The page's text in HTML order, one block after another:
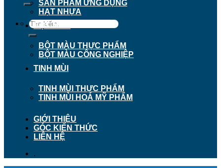
Tìm
kiếm:
SẢN PHẨM ỨNG DỤNG
HẠT NHỰA
BỘT MÀU
BỘT MÀU THỰC PHẨM
BỘT MÀU CÔNG NGHIỆP
TINH MÙI
TINH MÙI THỰC PHẨM
TINH MÙI HOÁ MỸ PHẨM
GIỚI THIỆU
GÓC KIẾN THỨC
LIÊN HỆ
.